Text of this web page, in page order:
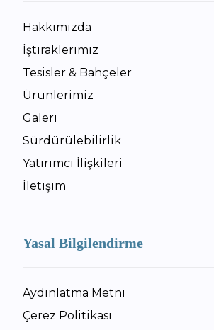
Hakkımızda
İştiraklerimiz
Tesisler & Bahçeler
Ürünlerimiz
Galeri
Sürdürülebilirlik
Yatırımcı İlişkileri
İletişim
Yasal Bilgilendirme
Aydınlatma Metni
Çerez Politikası